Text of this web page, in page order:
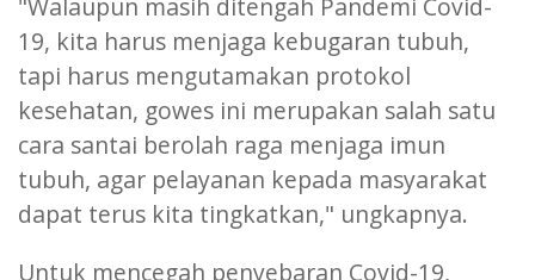
"Walaupun masih ditengah Pandemi Covid-
19, kita harus menjaga kebugaran tubuh,
tapi harus mengutamakan protokol
kesehatan, gowes ini merupakan salah satu
cara santai berolah raga menjaga imun
tubuh, agar pelayanan kepada masyarakat
dapat terus kita tingkatkan," ungkapnya.
Untuk mencegah penyebaran Covid-19,